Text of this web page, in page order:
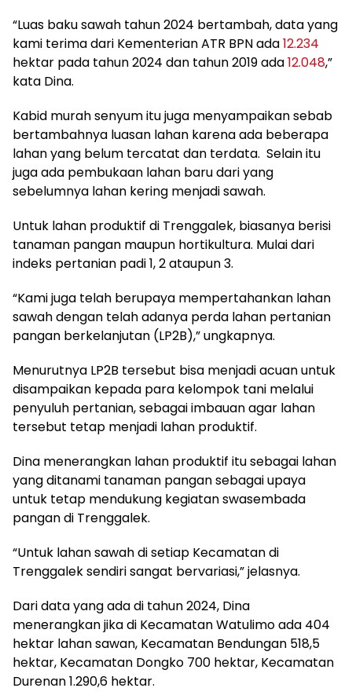
“Luas baku sawah tahun 2024 bertambah, data yang
kami terima dari Kementerian ATR BPN ada12.234
hektar pada tahun 2024 dan tahun 2019 ada12.048,”
kata Dina.
Kabid murah senyum itu juga menyampaikan sebab
bertambahnya luasan lahan karena ada beberapa
lahan yang belum tercatat dan terdata. Selain itu
juga ada pembukaan lahan baru dari yang
sebelumnya lahan kering menjadi sawah.
Untuk lahan produktif di Trenggalek, biasanya berisi
tanaman pangan maupun hortikultura. Mulai dari
indeks pertanian padi 1, 2 ataupun 3.
“Kami juga telah berupaya mempertahankan lahan
sawah dengan telah adanya perda lahan pertanian
pangan berkelanjutan (LP2B),” ungkapnya.
Menurutnya LP2B tersebut bisa menjadi acuan untuk
disampaikan kepada para kelompok tani melalui
penyuluh pertanian, sebagai imbauan agar lahan
tersebut tetap menjadi lahan produktif.
Dina menerangkan lahan produktif itu sebagai lahan
yang ditanami tanaman pangan sebagai upaya
untuk tetap mendukung kegiatan swasembada
pangan di Trenggalek.
“Untuk lahan sawah di setiap Kecamatan di
Trenggalek sendiri sangat bervariasi,” jelasnya.
Dari data yang ada di tahun 2024, Dina
menerangkan jika di Kecamatan Watulimo ada 404
hektar lahan sawan, Kecamatan Bendungan 518,5
hektar, Kecamatan Dongko 700 hektar, Kecamatan
Durenan 1.290,6 hektar.